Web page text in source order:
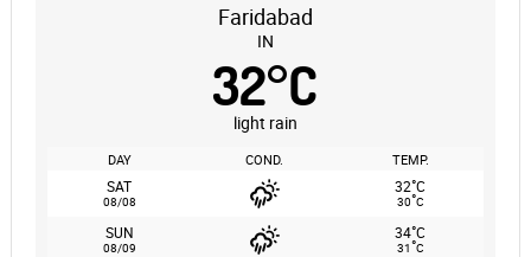
Faridabad
IN
32°C
light rain
DAY COND. TEMP.
SAT
08/08
32°C
30°C
SUN
08/09
34°C
31°C